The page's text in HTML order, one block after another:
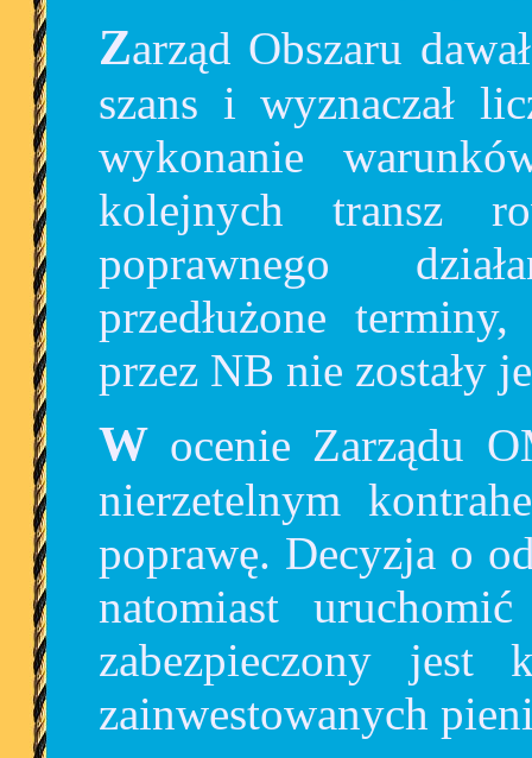
Zarząd Obszaru dawał NB Tricity sp. z o.o. wiele
szans i wyznaczał
wykonanie
kolejnych transz
poprawnego
przedłużone
przez NB nie zostały
W ocenie Zarządu OMGGS dalsza współpraca z
nierzetelnym
poprawę. Decyzja o
natomiast
zabezpieczony jest
zainwestowanych